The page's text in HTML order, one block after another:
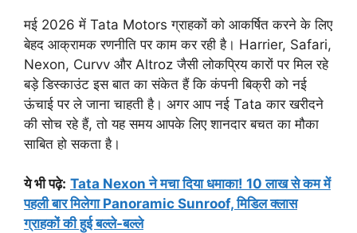
मई 2026 में Tata Motors ग्राहकों को आकर्षित करने के लिए
बेहद आक्रामक रणनीति पर काम कर रही है। Harrier, Safari,
Nexon, Curvv और Altroz जैसी लोकप्रिय कारों पर मिल रहे
बड़े डिस्काउंट इस बात का संकेत हैं कि कंपनी बिक्री को नई
ऊंचाई पर ले जाना चाहती है। अगर आप नई Tata कार खरीदने
की सोच रहे हैं, तो यह समय आपके लिए शानदार बचत का मौका
साबित हो सकता है।
ये भी पढ़े: Tata Nexon ने मचा दिया धमाका! 10 लाख से कम में
पहली बार मिलेगा Panoramic Sunroof, मिडिल क्लास
ग्राहकों की हुई बल्ले-बल्ले